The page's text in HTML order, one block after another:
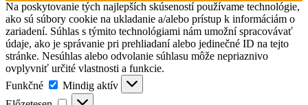
Na poskytovanie tých najlepších skúseností používame technológie,
ako sú súbory cookie na ukladanie a/alebo prístup k informáciám o
zariadení. Súhlas s týmito technológiami nám umožní spracovávať
údaje, ako je správanie pri prehliadaní alebo jedinečné ID na tejto
stránke. Nesúhlas alebo odvolanie súhlasu môže nepriaznivo
ovplyvniť určité vlastnosti a funkcie.
Funkčné
Funkčné
Mindig aktív
Előzetesen